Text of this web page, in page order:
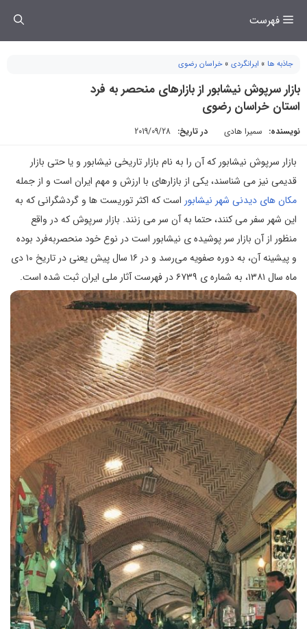
فهرست
جاذبه ها » ایرانگردی » خراسان رضوی
بازار سرپوش نیشابور از بازارهای منحصر به‌ فرد
استان خراسان رضوی
نویسنده: سمیرا هادی در تاریخ: 2019/09/28
بازار سرپوش نیشابور که آن را به نام بازار تاریخی نیشابور و یا حتی بازار
قدیمی نیز می شناسند، یکی از بازارهای با ارزش و مهم ایران است و از جمله
مکان‌ های دیدنی شهر نیشابور است که اکثر توریست ها و گردشگرانی که به
این شهر سفر می کنند، حتما به آن سر می زنند. بازار سرپوش که در واقع
منظور از آن بازار سر پوشیده ی نیشابور است در نوع خود منحصربه‌فرد بوده
و پیشینه آن، به دوره صفویه می‌رسد و در ۱۶ سال پیش یعنی در تاریخ ۱۰ دی
ماه سال ۱۳۸۱، به شماره ‌ی ۶۷۳۹ در فهرست آثار ملی ایران ثبت شده است.